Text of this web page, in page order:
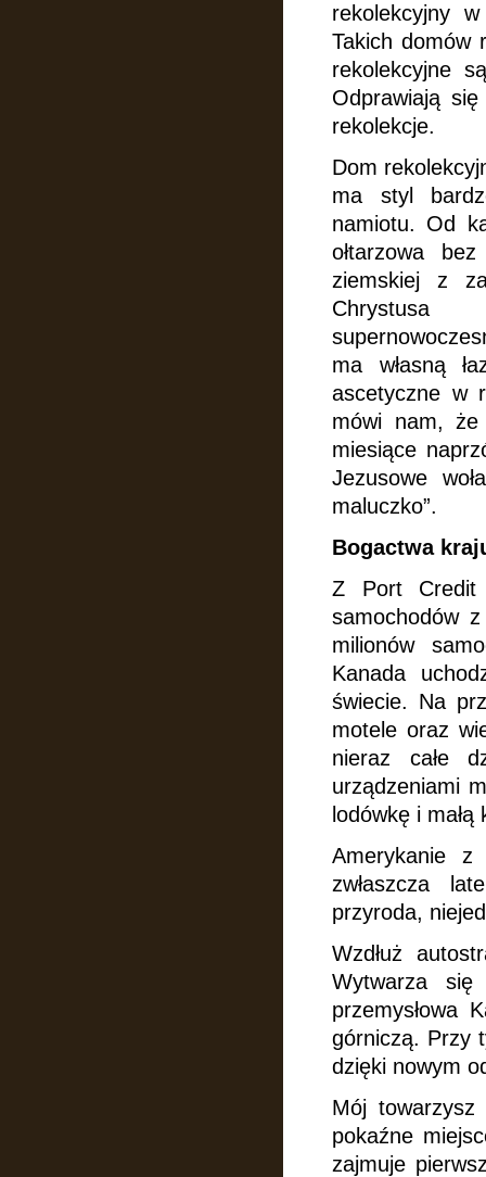
rekolekcyjny
Takich domów
rekolekcyjne
Odprawiają
rekolekcje.
Dom
ma styl
namiotu. Od
ołtarzowa
ziemskiej z
Chrystusa
ma własną
ascetyczne w
mówi nam,
miesiące
Jezusowe
maluczko”.
Bogactwa
Z Port Credit
samochodów
milionów
Kanada
świecie. Na
motele oraz
nieraz całe
urządzeniami
lodówkę i małą
Amerykanie z
zwłaszcza
przyroda,
Wzdłuż
Wytwarza
przemysłowa
górniczą. Przy
dzięki nowym
Mój towarzysz
pokaźne
zajmuje